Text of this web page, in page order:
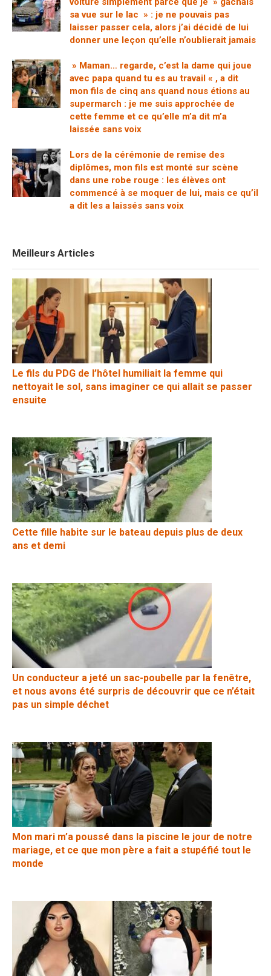
sa vue sur le lac » : je ne pouvais pas
laisser passer cela, alors j’ai décidé de lui
donner une leçon qu’elle n’oublierait jamais
» Maman… regarde, c’est la dame qui joue
avec papa quand tu es au travail « , a dit
mon fils de cinq ans quand nous étions au
supermarch : je me suis approchée de
cette femme et ce qu’elle m’a dit m’a
laissée sans voix
Lors de la cérémonie de remise des
diplômes, mon fils est monté sur scène
dans une robe rouge : les élèves ont
commencé à se moquer de lui, mais ce qu’il
a dit les a laissés sans voix
Meilleurs Articles
Le fils du PDG de l’hôtel humiliait la femme qui
nettoyait le sol, sans imaginer ce qui allait se passer
ensuite
Cette fille habite sur le bateau depuis plus de deux
ans et demi
Un conducteur a jeté un sac-poubelle par la fenêtre,
et nous avons été surpris de découvrir que ce n’était
pas un simple déchet
Mon mari m’a poussé dans la piscine le jour de notre
mariage, et ce que mon père a fait a stupéfié tout le
monde